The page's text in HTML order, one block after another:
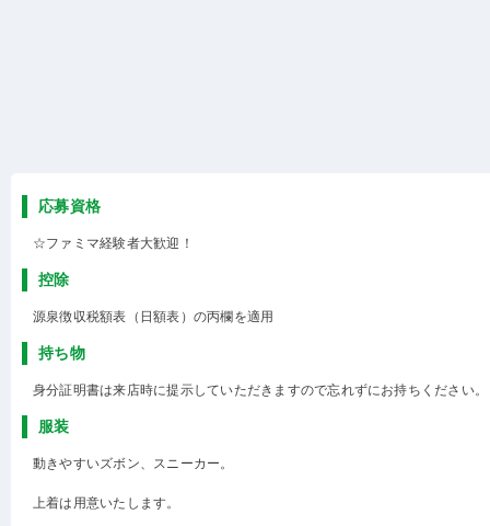
応募資格
☆ファミマ経験者大歓迎！
控除
源泉徴収税額表（日額表）の丙欄を適用
持ち物
身分証明書は来店時に提示していただきますので忘れずにお持ちください。
服装
動きやすいズボン、スニーカー。
上着は用意いたします。